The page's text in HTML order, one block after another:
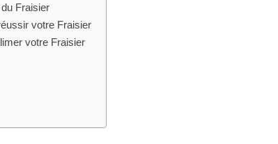
Fraisier
votre Fraisier
votre Fraisier